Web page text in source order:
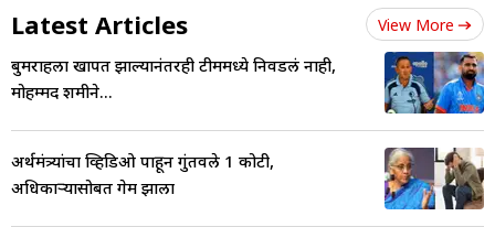
Latest Articles View More
बुमराहला दुखापत झाल्यानंतरही टीममध्ये निवडलं नाही,
मोहम्मद शमीने...
अर्थमंत्र्यांचा व्हिडिओ पाहून गुंतवले 1 कोटी,
अधिकाऱ्यासोबत गेम झाला